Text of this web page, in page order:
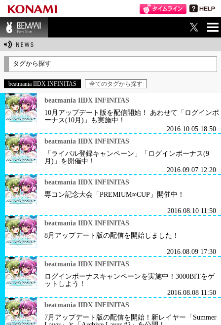
BEMANI Fan Sit
タグから探す
beatmania IIDX INFINITAS 全てのタグから探す
beatmania IIDX INFINITAS
10月アップデート版を配信開始！ あわせて「ログインボ
ーナス(10月)」も実施中！
2016.10.05 18:50
beatmania IIDX INFINITAS
「ライバル登録キャンペーン」「ログインボーナス(9
月)」を開催中！
2016.09.07 12:20
beatmania IIDX INFINITAS
専コン記念大会「PREMIUM∞CUP」開催中！
2016.08.10 11:50
beatmania IIDX INFINITAS
8月アップデート版の配信を開始しました！
2016.08.09 17:30
beatmania IIDX INFINITAS
ログインボーナスキャンペーンを実施中！3000BITをゲ
ットしよう！
2016.08.08 11:50
beatmania IIDX INFINITAS
7月アップデート版の配信を開始！新レイヤー「Summer